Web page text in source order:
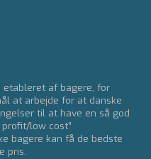
etableret af bagere, for
at arbejde for at danske
til at have en så god
low cost”
bagere kan få de bedste
pris.